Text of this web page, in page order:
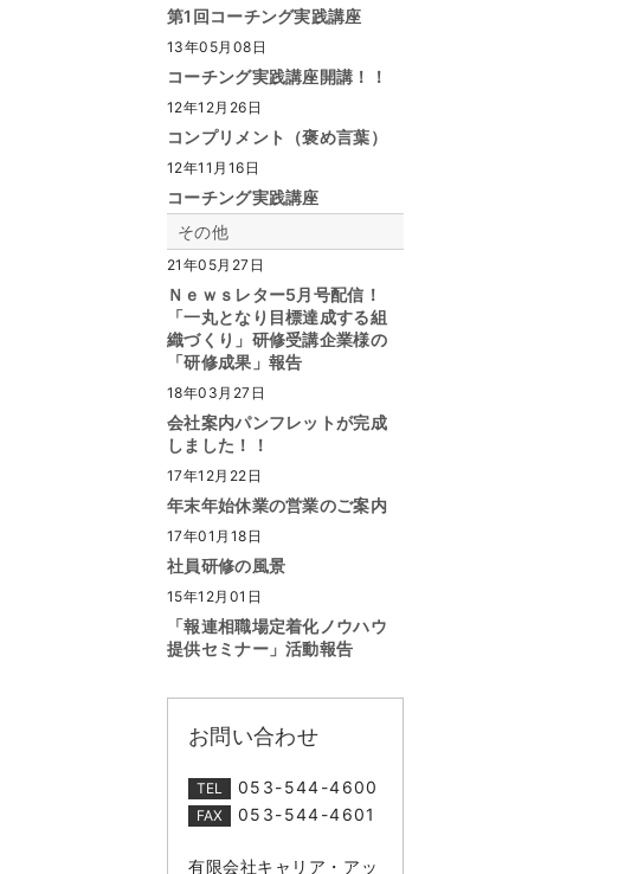
第1回コーチング実践講座
13年05月08日
コーチング実践講座開講！！
12年12月26日
コンプリメント（褒め言葉）
12年11月16日
コーチング実践講座
その他
21年05月27日
Ｎｅｗｓレター5月号配信！
「一丸となり目標達成する組
織づくり」研修受講企業様の
「研修成果」報告
18年03月27日
会社案内パンフレットが完成
しました！！
17年12月22日
年末年始休業の営業のご案内
17年01月18日
社員研修の風景
15年12月01日
「報連相職場定着化ノウハウ
提供セミナー」活動報告
お問い合わせ
TEL 053-544-4600
FAX 053-544-4601
有限会社キャリア・アッ